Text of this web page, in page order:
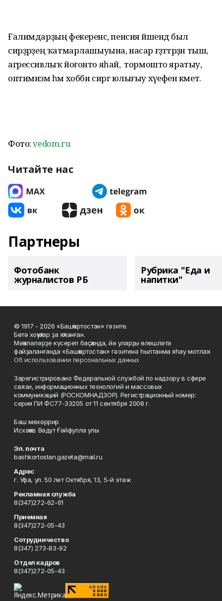
Ғалимдарҙың фекеренсә, пенсия йәшендә был
сирҙәрҙең ҡатмар­лашыуына, насар ғәҙәттәрҙән тыш,
агрессивлыҡ йоғонто яһай, ә тормошто яратыу,
оптимизм һәм хобби сиргә юлығыу хәүефен кәметә.
Фото:vedom.ru
Читайте нас
Партнеры
Фотобанк
журналистов РБ
Рубрика "Еда и
напитки"
© 1917 - 2026 «Башҡортостан» гәзите.
Бөтә хоҡуҡтар ҙа яҡланған.
Мәҡәләләрҙе күсереп баҫҡанда, йә уларҙы өлөшләтә
файҙаланғанда «Башҡортостан» гәзитенә һылтанма яһау мотлаҡ.
Об использовании персональных данных
Зарегистрировано Федеральной службой по надзору в сфере
связи, информационных технологий и массовых
коммуникаций (РОСКОМНАДЗОР). Регистрационный номер:
серия ПИ ФС77-33205 от 11 сентября 2008 г.
Баш мөхәррир
Исхаҡов Вәдүт Ғәйфулла улы
Эл. почта
bashkortostan.gazeta@mail.ru
Адрес
г. Уфа, ул. 50 лет Октября, 13, 5-й этаж
Рекламная служба
8(347)272-62-61
Приемная
8(347)272-05-43
Сотрудничество
8(347) 273-83-92
Отдел кадров
8(347)272-05-43